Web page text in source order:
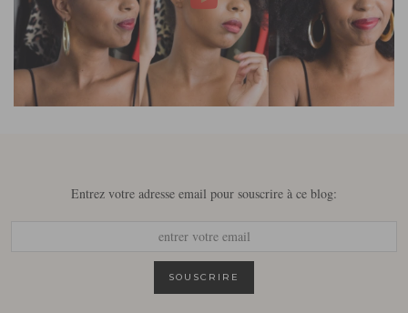
Entrez votre adresse email pour souscrire à ce blog: